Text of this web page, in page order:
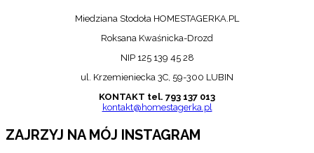
Miedziana Stodoła HOMESTAGERKA.PL
Roksana Kwaśnicka-Drozd
NIP 125 139 45 28
ul. Krzemieniecka 3C, 59-300 LUBIN
KONTAKT tel. 793 137 013
kontakt@homestagerka.pl
ZAJRZYJ NA MÓJ INSTAGRAM